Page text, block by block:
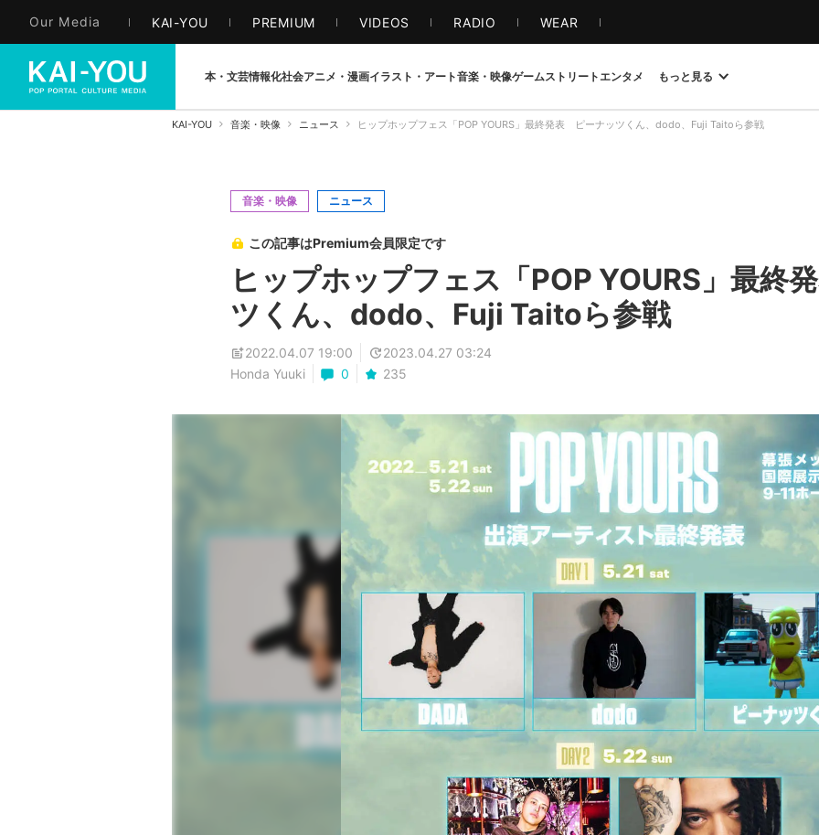
Our Media KAI-YOU PREMIUM VIDEOS RADIO WEAR
本・文芸情報化社会アニメ・漫画イラスト・アート音楽・映像ゲームストリート エンタメ もっと見る
KAI-YOU 音楽・映像 ニュース ヒップホップフェス「POP YOURS」最終発表 ピーナッツくん、dodo、Fuji Taitoら参戦
音楽・映像 ニュース
この記事はPremium会員限定です
ヒップホップフェス「POP YOURS」最終
ツくん、dodo、Fuji Taitoら参戦
2022.04.07 19:00
2023.04.27 03:24
Honda Yuuki
0 235